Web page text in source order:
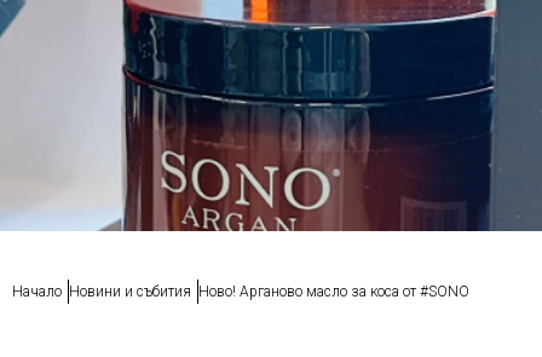
Начало Новини и събития Ново! Арганово масло за коса от #SONO